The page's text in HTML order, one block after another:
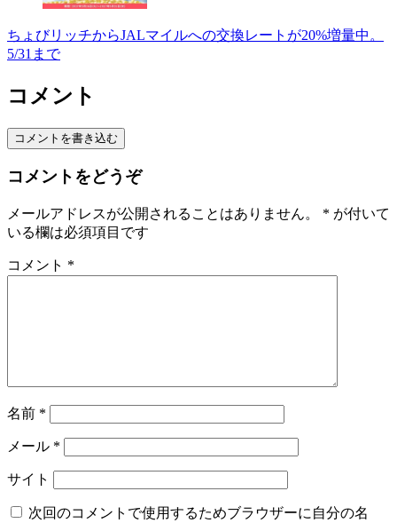
ちょびリッチからJALマイルへの交換レートが20%増量中。
5/31まで
コメント
コメントを書き込む
コメントをどうぞ
メールアドレスが公開されることはありません。 * が付いて
いる欄は必須項目です
コメント *
名前 *
メール *
サイト
次回のコメントで使用するためブラウザーに自分の名